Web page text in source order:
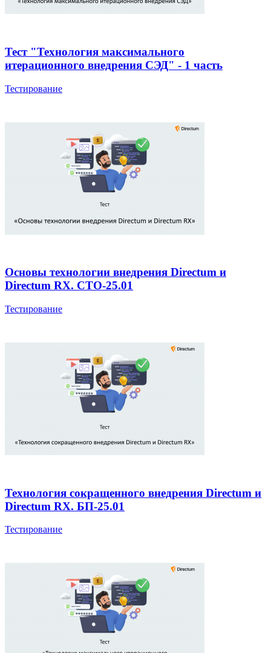
Тест "Технология максимального
итерационного внедрения СЭД" - 1 часть
Тестирование
Основы технологии внедрения Directum и
Directum RX. СТО-25.01
Тестирование
Технология сокращенного внедрения Directum и
Directum RX. БП-25.01
Тестирование